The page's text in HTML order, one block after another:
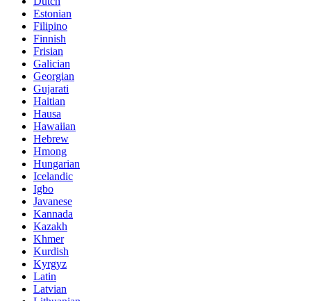
Estonian
Filipino
Finnish
Frisian
Galician
Georgian
Gujarati
Haitian
Hausa
Hawaiian
Hebrew
Hmong
Hungarian
Icelandic
Igbo
Javanese
Kannada
Kazakh
Khmer
Kurdish
Kyrgyz
Latin
Latvian